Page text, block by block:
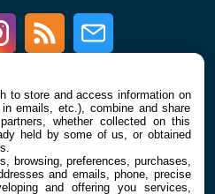
InstagramRSS Newsletter
À PROPOS
La rédaction
Contact
to store and access information on
emails, etc.), combine and share
whether collected on this
held by some of us, or obtained
browsing, preferences, purchases,
and emails, phone, precise
and offering you services,